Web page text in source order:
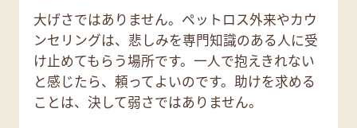
大げさではありません。ペットロス外来やカウ
ンセリングは、悲しみを専門知識のある人に受
け止めてもらう場所です。一人で抱えきれない
と感じたら、頼ってよいのです。助けを求める
ことは、決して弱さではありません。